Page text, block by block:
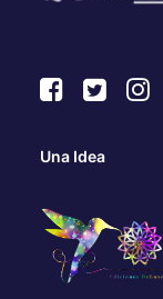
Una Idea